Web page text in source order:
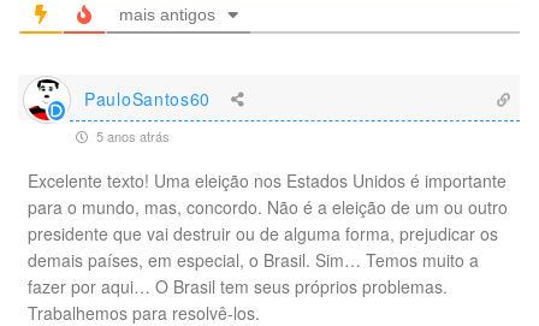
mais antigos
PauloSantos60
5 anos atrás
Excelente texto! Uma eleição nos Estados Unidos é importante
para o mundo, mas, concordo. Não é a eleição de um ou outro
presidente que vai destruir ou de alguma forma, prejudicar os
demais países, em especial, o Brasil. Sim… Temos muito a
fazer por aqui… O Brasil tem seus próprios problemas.
Trabalhemos para resolvê-los.